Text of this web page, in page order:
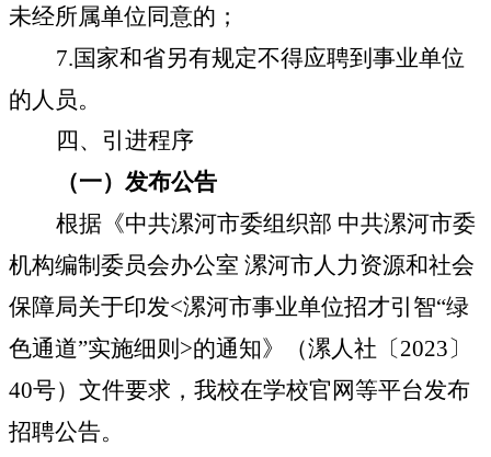
未经所属单位同意的；
7.国家和省另有规定不得应聘到事业单位
的人员。
四、引进程序
（一）发布公告
根据《中共漯河市委组织部 中共漯河市委
机构编制委员会办公室 漯河市人力资源和社会
保障局关于印发<漯河市事业单位招才引智“绿
色通道”实施细则 >的通知》（漯人社〔 2023 〕
40号）文件要求，我校在学校官网等平台发布
招聘公告。